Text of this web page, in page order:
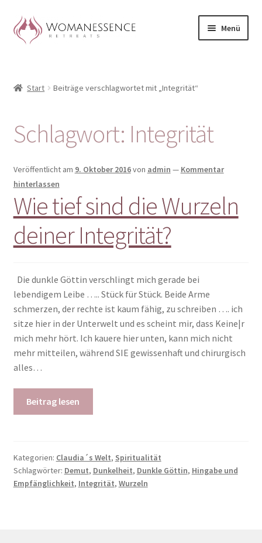
Zur
Navigation
Zum
Inhalt
Menü
Blog
Shop / Retreats im Allgäu
Woman-Circle
Erfahrungen
Warenkorb
Start Beiträge verschlagwortet mit „Integrität“
Schlagwort: Integrität
Veröffentlicht am 9. Oktober 2016von admin — Kommentar
hinterlassen
Wie tief sind die Wurzeln
deiner Integrität?
Die dunkle Göttin verschlingt mich gerade bei
lebendigem Leibe ….. Stück für Stück. Beide Arme
schmerzen, der rechte ist kaum fähig, zu schreiben …. ich
sitze hier in der Unterwelt und es scheint mir, dass Keine|r
mich mehr hört. Ich kauere hier unten, kann mich nicht
mehr mitteilen, während SIE gewissenhaft und chirurgisch
alles…
Beitrag lesen
Kategorien: Claudia´s Welt, Spiritualität
Schlagwörter: Demut, Dunkelheit, Dunkle Göttin, Hingabe und
Empfänglichkeit, Integrität, Wurzeln